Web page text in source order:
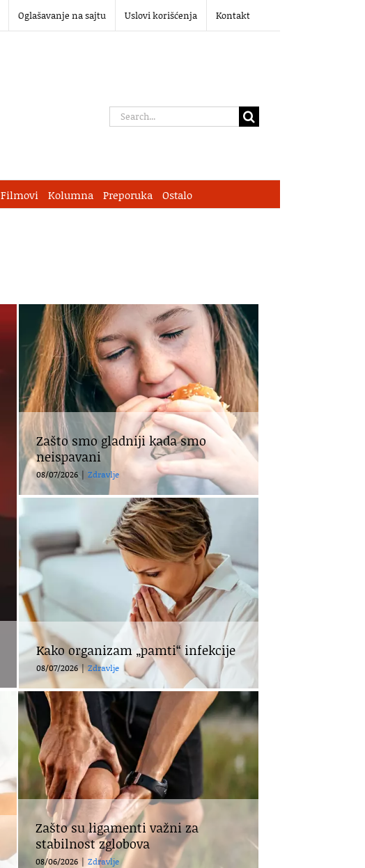
Oglašavanje na sajtu Uslovi korišćenja Kontakt
Search
Filmovi Kolumna Preporuka Ostalo
Zašto smo gladniji kada smo
neispavani
08/07/2026 | Zdravlje
Kako organizam „pamti“ infekcije
08/07/2026 | Zdravlje
Zašto su ligamenti važni za
stabilnost zglobova
08/06/2026 | Zdravlje